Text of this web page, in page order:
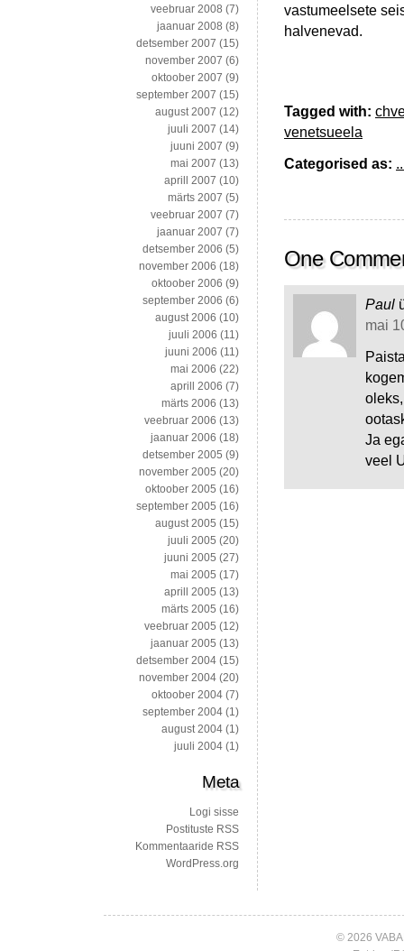
vastumeelsete
halvenevad.
Tagged with:
venetsueela
Categorised as:
One
Paul
mai
Ja
veel
veebruar 2008 (7)
jaanuar 2008 (8)
detsember 2007 (15)
november 2007 (6)
oktoober 2007 (9)
september 2007 (15)
august 2007 (12)
juuli 2007 (14)
juuni 2007 (9)
mai 2007 (13)
aprill 2007 (10)
märts 2007 (5)
veebruar 2007 (7)
jaanuar 2007 (7)
detsember 2006 (5)
november 2006 (18)
oktoober 2006 (9)
september 2006 (6)
august 2006 (10)
juuli 2006 (11)
juuni 2006 (11)
mai 2006 (22)
aprill 2006 (7)
märts 2006 (13)
veebruar 2006 (13)
jaanuar 2006 (18)
detsember 2005 (9)
november 2005 (20)
oktoober 2005 (16)
september 2005 (16)
august 2005 (15)
juuli 2005 (20)
juuni 2005 (27)
mai 2005 (17)
aprill 2005 (13)
märts 2005 (16)
veebruar 2005 (12)
jaanuar 2005 (13)
detsember 2004 (15)
november 2004 (20)
oktoober 2004 (7)
september 2004 (1)
august 2004 (1)
juuli 2004 (1)
Meta
Logi sisse
Postituste RSS
Kommentaaride RSS
WordPress.org
© 2026